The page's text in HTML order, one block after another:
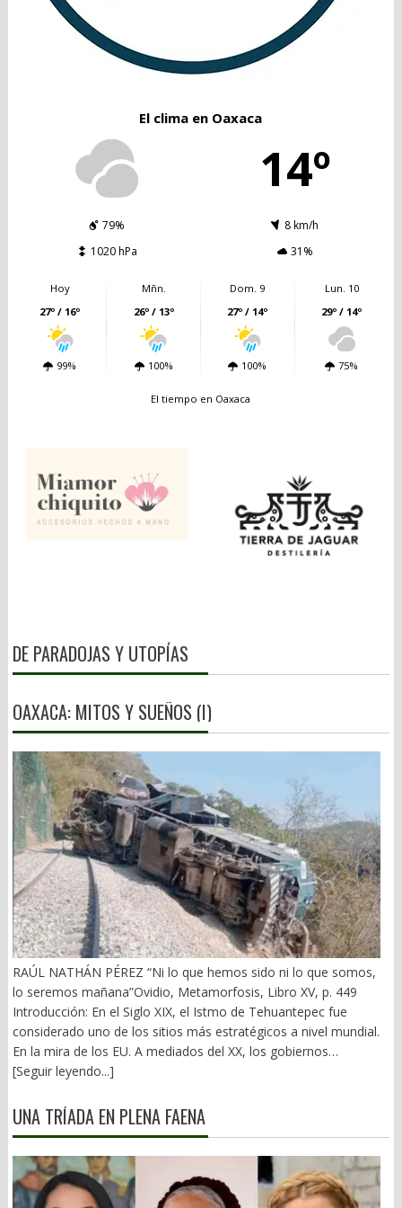
El clima en Oaxaca
14º
79%
8 km/h
1020 hPa
31%
Hoy
27º / 16º
99%
Mñn.
26º / 13º
100%
Dom. 9
27º / 14º
100%
Lun. 10
29º / 14º
75%
El tiempo en Oaxaca
DE PARADOJAS Y UTOPÍAS
OAXACA: MITOS Y SUEÑOS (I)
RAÚL NATHÁN PÉREZ “Ni lo que hemos sido ni lo que somos,
lo seremos mañana”Ovidio, Metamorfosis, Libro XV, p. 449
Introducción: En el Siglo XIX, el Istmo de Tehuantepec fue
considerado uno de los sitios más estratégicos a nivel mundial.
En la mira de los EU. A mediados del XX, los gobiernos
emanados del PRI iniciaron una serie de proyectos, todos
Transístmico, Proyecto Alfa-Omega, Plan Puebla-Panamá y
otros. En 2018, la 4T volvió a la carga, considerándolo uno de
por la corrupción y la complicidad. Sobre la vieja vía inaugurada
por el general Porfirio Díaz (1907), se montaron nuevas vías. En
[Seguir leyendo...]
UNA TRÍADA EN PLENA FAENA